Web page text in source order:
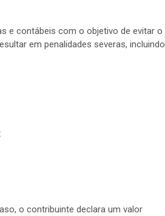
e contábeis com o objetivo de evitar o
em penalidades severas, incluindo
o contribuinte declara um valor